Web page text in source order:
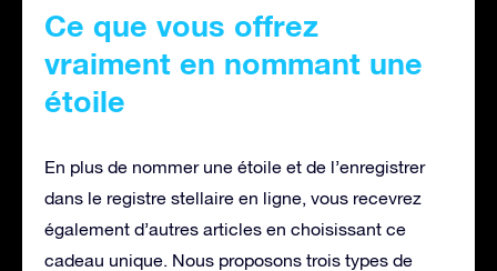
Ce que vous offrez
vraiment en nommant une
étoile
En plus de nommer une étoile et de l’enregistrer
dans le registre stellaire en ligne, vous recevrez
également d’autres articles en choisissant ce
cadeau unique. Nous proposons trois types de